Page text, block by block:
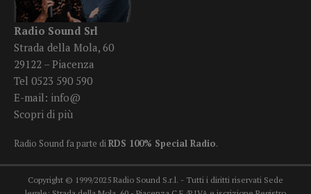
Radio Sound Srl
Strada della Mola, 60
29122 – Piacenza
Tel 0523 590 590
E-mail: info@
Scopri di più
Radio Sound fa parte diRDS 100% Special Radio.
Copyright © 1999/2025 Radio Sound S.r.l. - Tutti i diritti riservati Sede